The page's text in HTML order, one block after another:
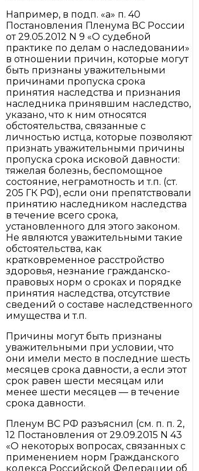
Например, в подп. «а» п. 40
Постановления Пленума ВС России
от 29.05.2012 N 9 «О судебной
практике по делам о наследовании»
в отношении причин, которые могут
быть признаны уважительными
причинами пропуска срока
принятия наследства и признания
наследника принявшим наследство,
указано, что к ним относятся
обстоятельства, связанные с
личностью истца, которые позволяют
признать уважительными причины
пропуска срока исковой давности:
тяжелая болезнь, беспомощное
состояние, неграмотность и т.п. (ст.
205 ГК РФ), если они препятствовали
принятию наследником наследства
в течение всего срока,
установленного для этого законом.
Не являются уважительными такие
обстоятельства, как
кратковременное расстройство
здоровья, незнание гражданско-
правовых норм о сроках и порядке
принятия наследства, отсутствие
сведений о составе наследственного
имущества и т.п.
Причины могут быть признаны
уважительными при условии, что
они имели место в последние шесть
месяцев срока давности, а если этот
срок равен шести месяцам или
менее шести месяцев — в течение
срока давности.
Пленум ВС РФ разъяснил (см. п. п. 2,
12 Постановления от 29.09.2015 N 43
«О некоторых вопросах, связанных с
применением норм Гражданского
кодекса Российской Федерации об